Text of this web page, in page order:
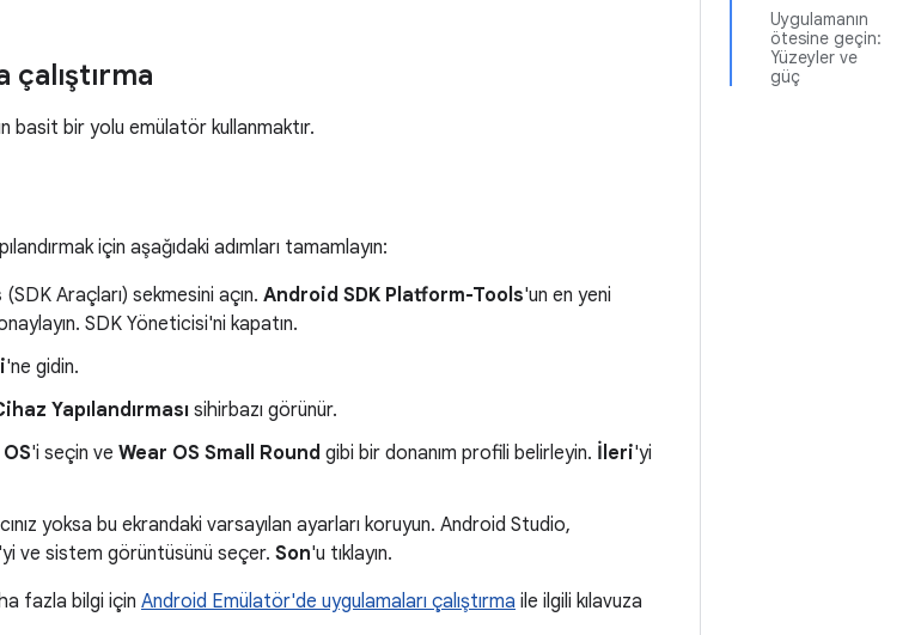
Uygulamanın
ötesine geçin:
Yüzeyler ve
güç
basit bir yolu emülatör kullanmaktır.
için aşağıdaki adımları tamamlayın:
(SDK Araçları) sekmesini açın. Android SDK Platform-Tools'un en yeni
SDK Yöneticisi'ni kapatın.
'ne gidin.
Yapılandırması sihirbazı görünür.
'i seçin ve Wear OS Small Round gibi bir donanım profili belirleyin. İleri'yi
yoksa bu ekrandaki varsayılan ayarları koruyun. Android Studio,
ve sistem görüntüsünü seçer. Son'u tıklayın.
fazla bilgi için Android Emülatör'de uygulamaları çalıştırma ile ilgili kılavuza